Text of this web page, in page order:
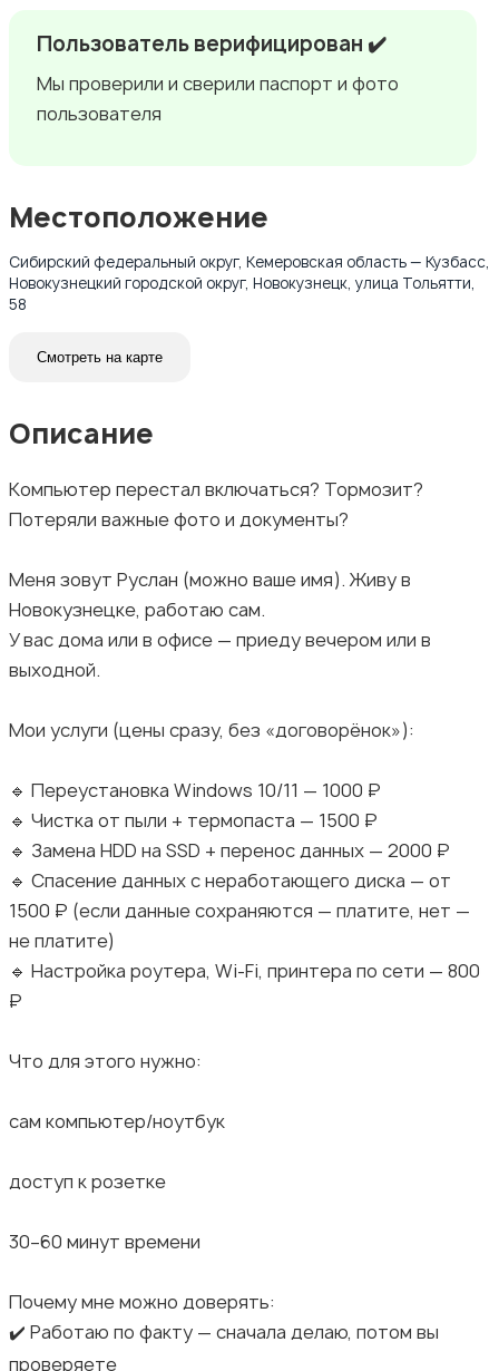
Пользователь верифицирован ✔️
Мы проверили и сверили паспорт и фото
пользователя
Местоположение
Сибирский федеральный округ, Кемеровская область — Кузбасс,
Новокузнецкий городской округ, Новокузнецк, улица Тольятти,
58
Смотреть на карте
Описание
Компьютер перестал включаться? Тормозит?
Потеряли важные фото и документы?
Меня зовут Руслан (можно ваше имя). Живу в
Новокузнецке, работаю сам.
У вас дома или в офисе — приеду вечером или в
выходной.
Мои услуги (цены сразу, без «договорёнок»):
🔹 Переустановка Windows 10/11 — 1000 ₽
🔹 Чистка от пыли + термопаста — 1500 ₽
🔹 Замена HDD на SSD + перенос данных — 2000 ₽
🔹 Спасение данных с неработающего диска — от
1500 ₽ (если данные сохраняются — платите, нет —
не платите)
🔹 Настройка роутера, Wi-Fi, принтера по сети — 800
₽
Что для этого нужно:
сам компьютер/ноутбук
доступ к розетке
30–60 минут времени
Почему мне можно доверять:
✔️ Работаю по факту — сначала делаю, потом вы
проверяете